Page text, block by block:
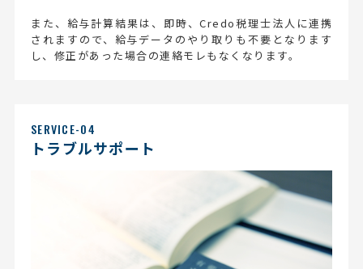
また、給与計算結果は、即時、Credo税理士法人に連携
されますので、給与データのやり取りも不要となります
し、修正があった場合の連絡モレもなくなります。
SERVICE-04
トラブルサポート